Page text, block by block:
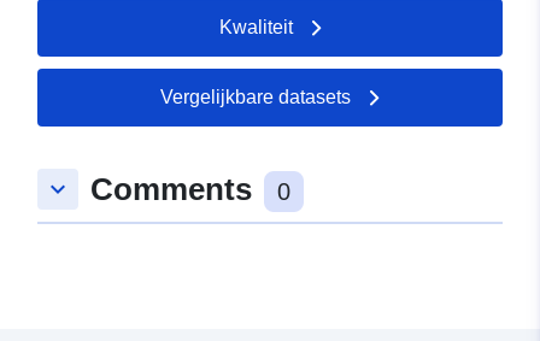
Kwaliteit
Vergelijkbare datasets
keyboard_arrow_down Comments 0